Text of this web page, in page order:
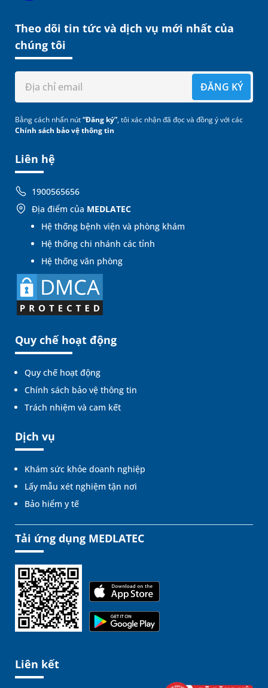
Liên hệ
1900565656
Địa điểm của MEDLATEC
Hệ thống bệnh viện và phòng khám
Hệ thống chi nhánh các tỉnh
Hệ thống văn phòng
Quy chế hoạt động
Quy chế hoạt động
Chính sách bảo vệ thông tin
Trách nhiệm và cam kết
Dịch vụ
Khám sức khỏe doanh nghiệp
Lấy mẫu xét nghiệm tận nơi
Bảo hiểm y tế
Theo dõi tin tức và dịch vụ mới nhất của
chúng tôi
ĐĂNG KÝ
Bằng cách nhấn nút“Đăng ký”, tôi xác nhận đã đọc và đồng ý với các
Chính sách bảo vệ thông tin
Tải ứng dụng MEDLATEC
Liên kết